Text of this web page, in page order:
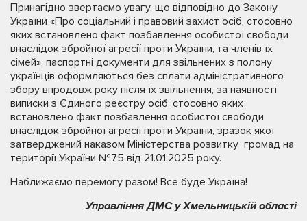
Принагідно звертаємо увагу, що відповідно до Закону
України «Про соціальний і правовий захист осіб, стосовно
яких встановлено факт позбавлення особистої свободи
внаслідок збройної агресії проти України, та членів їх
сімей», паспортні документи для звільнених з полону
українців оформляються без сплати адміністративного
збору впродовж року після їх звільнення, за наявності
виписки з Єдиного реєстру осіб, стосовно яких
встановлено факт позбавлення особистої свободи
внаслідок збройної агресії проти України, зразок якої
затверджений наказом Міністерства розвитку громад на
території України №75 від 21.01.2025 року.
Наближаємо перемогу разом! Все буде Україна!
Управління ДМС у Хмельницькій області